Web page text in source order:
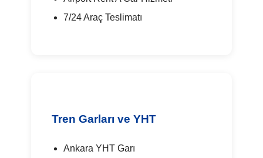
7/24 Araç Teslimatı
Tren Garları ve YHT
Ankara YHT Garı